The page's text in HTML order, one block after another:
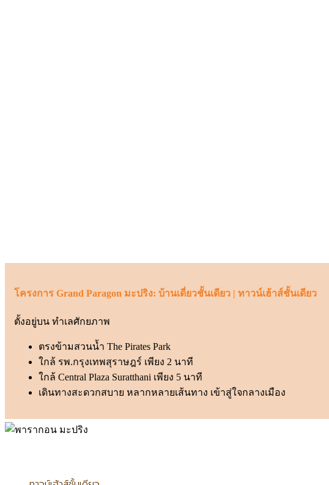
โครงการ Grand Paragon มะปริง: บ้านเดี่ยวชั้นเดียว | ทาวน์เฮ้าส์ชั้นเดียว
ตั้งอยู่บน ทำเลศักยภาพ
ตรงข้ามสวนน้ำ The Pirates Park
ใกล้ รพ.กรุงเทพสุราษฎร์ เพียง 2 นาที
ใกล้ Central Plaza Suratthani เพียง 5 นาที
เดินทางสะดวกสบาย หลากหลายเส้นทาง เข้าสู่ใจกลางเมือง